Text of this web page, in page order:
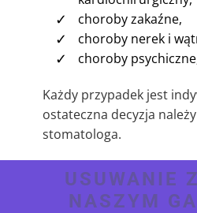
✓ choroby zakaźne,
✓ choroby nerek i
✓ choroby
Każdy przypadek jest
ostateczna decyzja
stomatologa.
USUWANIE
NASZYM